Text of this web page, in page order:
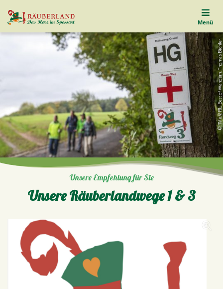
Menü
© TV e.V. RL, Best of Wandern, Thomas Bichler
Unsere Empfehlung für Sie
Unsere Räuberlandwege 1 & 3